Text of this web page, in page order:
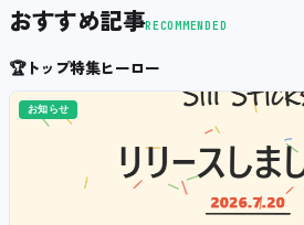
おすすめ記事RECOMMENDED
🏆トップ特集ヒーロー
お知らせ